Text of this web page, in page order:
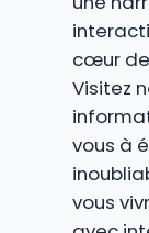
cœur
Visitez
vous à
vous